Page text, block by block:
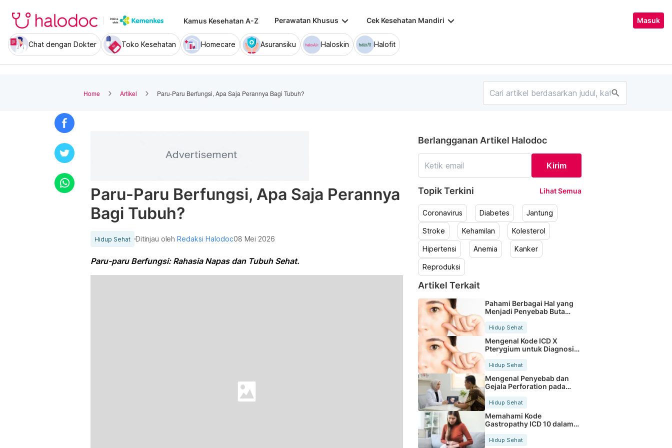
Kamus Kesehatan A-Z Perawatan Khusus keyboard_arrow_down Cek Kesehatan Mandiri keyboard_arrow_down Masuk
Chat dengan Dokter Toko Kesehatan Homecare Asuransiku Haloskin Halofit
Home Artikel Paru-Paru Berfungsi, Apa Saja Perannya Bagi Tubuh? search
Paru-Paru Berfungsi, Apa Saja Perannya
Bagi Tubuh?
Hidup Sehat Ditinjau olehRedaksi Halodoc08 Mei 2026
Paru-paru Berfungsi: Rahasia Napas dan Tubuh Sehat.
Berlangganan Artikel Halodoc
Kirim
Topik Terkini Lihat Semua
Coronavirus Diabetes Jantung
Stroke Kehamilan Kolesterol
Hipertensi Anemia Kanker
Reproduksi
Artikel Terkait
Pahami Berbagai Hal yang
Menjadi Penyebab Buta
Hidup Sehat
Mengenal Kode ICD X
Pterygium untuk Diagnosis
Hidup Sehat
Mengenal Penyebab dan
Gejala Perforation pada
Tubuh
Hidup Sehat
Memahami Kode
Gastropathy ICD 10 dalam
Rekam Medis Pasien
Hidup Sehat